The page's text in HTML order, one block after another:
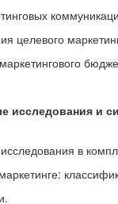
целевого
исследования и
в